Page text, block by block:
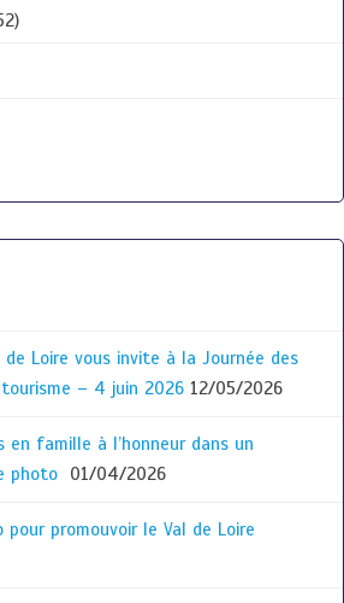
de Loire vous invite à la Journée des
– 4 juin 2026 12/05/2026
famille à l’honneur dans un
photo
01/04/2026
pour promouvoir le Val de Loire